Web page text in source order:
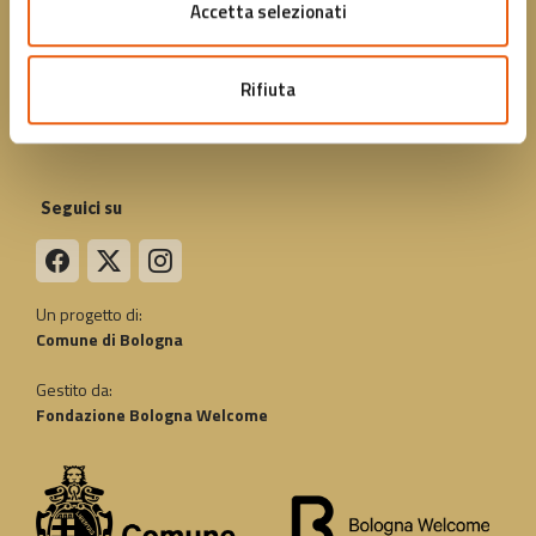
Accetta selezionati
Rifiuta
Agenda
Seguici su
Un progetto di:
Comune di Bologna
Gestito da:
Fondazione Bologna Welcome